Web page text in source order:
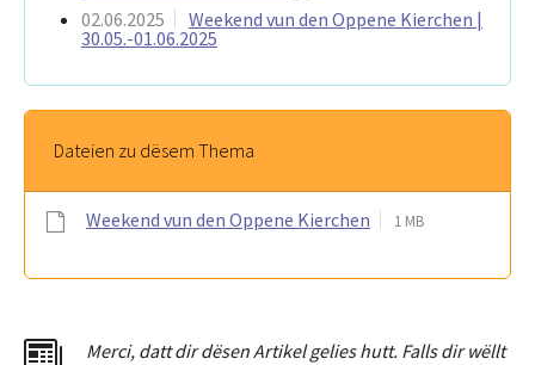
02.06.2025
Weekend vun den Oppene Kierchen |
30.05.-01.06.2025
Dateien zu dësem Thema
Weekend vun den Oppene Kierchen 1 MB
Merci, dattdir dësen Artikel gelies hutt. Falls dir wëllt